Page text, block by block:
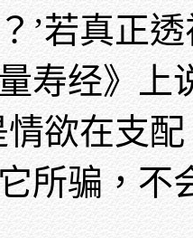
’若真正
寿经》上
情欲在支
所骗，不